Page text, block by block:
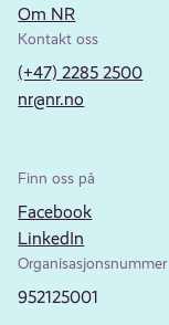
Om NR
Kontakt oss
(+47) 2285 2500
nr@nr.no
Finn oss på
Facebook
LinkedIn
Organisasjonsnummer
952125001